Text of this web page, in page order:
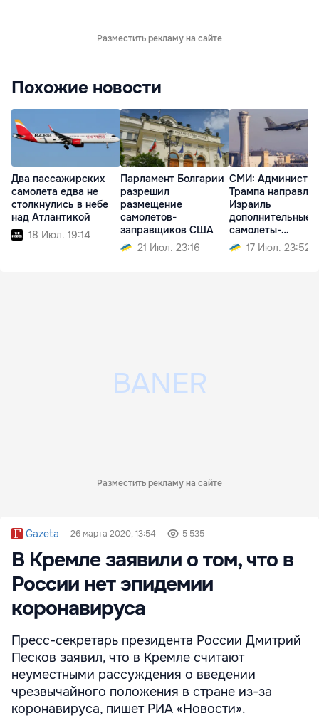
Разместить рекламу на сайте
Похожие новости
Два пассажирских
самолета едва не
столкнулись в небе
над Атлантикой
18 Июл. 19:14
Парламент Болгарии
разрешил
размещение
самолетов-
заправщиков США
21 Июл. 23:16
СМИ:
Трампа
Израиль
дополнительные
самолеты-
заправщики
17 Июл. 23:52
Разместить рекламу на сайте
Gazeta 26 марта 2020, 13:54 5 535
В Кремле заявили о том, что в
России нет эпидемии
коронавируса
Пресс-секретарь президента России Дмитрий
Песков заявил, что в Кремле считают
неуместными рассуждения о введении
чрезвычайного положения в стране из-за
коронавируса, пишет РИА «Новости».